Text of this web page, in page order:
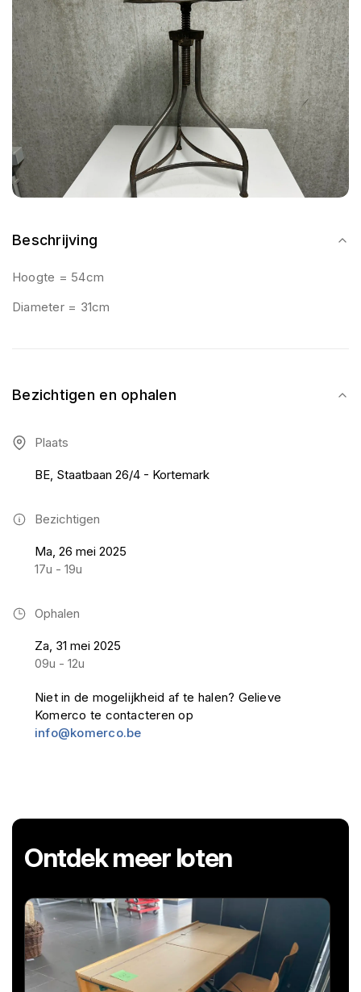
Beschrijving
Hoogte = 54cm
Diameter = 31cm
Bezichtigen en ophalen
Plaats
BE, Staatbaan 26/4 - Kortemark
Bezichtigen
Ma, 26 mei 2025
17u - 19u
Ophalen
Za, 31 mei 2025
09u - 12u
Niet in de mogelijkheid af te halen? Gelieve
Komerco te contacteren op
info@komerco.be
Ontdek meer loten